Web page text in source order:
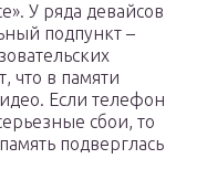
У ряда девайсов
подпункт –
что в памяти
Если телефон
сбои, то
подверглась